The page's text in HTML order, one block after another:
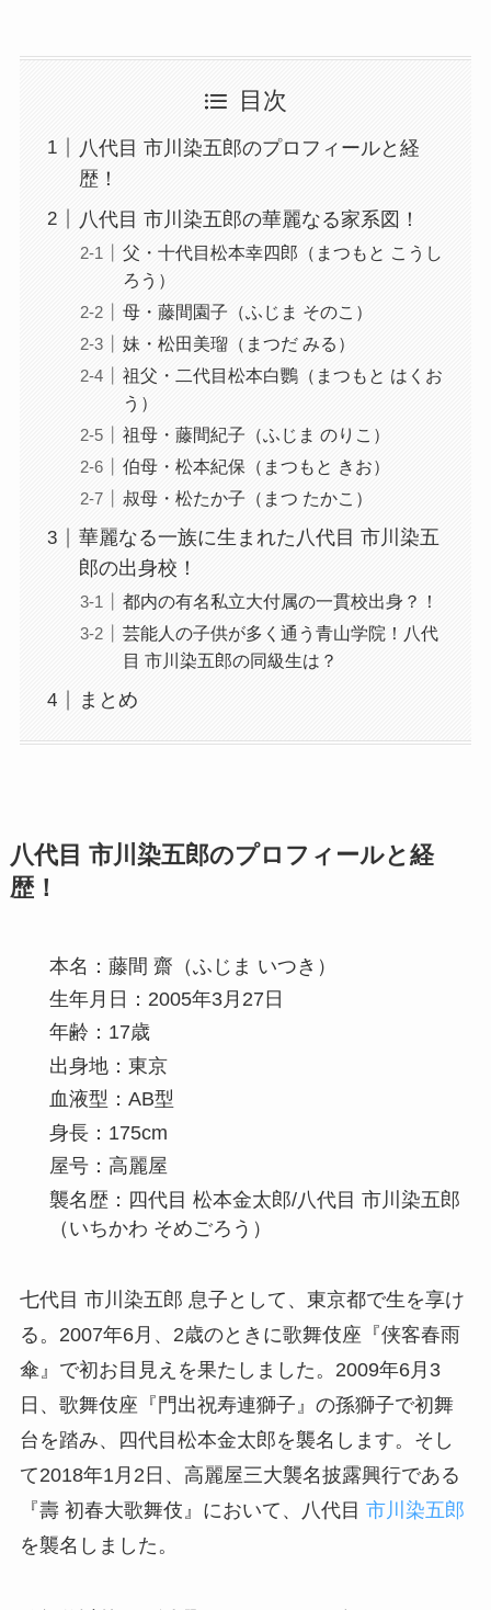
目次
八代目 市川染五郎のプロフィールと経
歴！
八代目 市川染五郎の華麗なる家系図！
父・十代目松本幸四郎（まつもと こうし
ろう）
母・藤間園子（ふじま そのこ）
妹・松田美瑠（まつだ みる）
祖父・二代目松本白鸚（まつもと はくお
う）
祖母・藤間紀子（ふじま のりこ）
伯母・松本紀保（まつもと きお）
叔母・松たか子（まつ たかこ）
華麗なる一族に生まれた八代目 市川染五
郎の出身校！
都内の有名私立大付属の一貫校出身？！
芸能人の子供が多く通う青山学院！八代
目 市川染五郎の同級生は？
まとめ
八代目 市川染五郎のプロフィールと経
歴！
本名：藤間 齋（ふじま いつき）
生年月日：2005年3月27日
年齢：17歳
出身地：東京
血液型：AB型
身長：175cm
屋号：高麗屋
襲名歴：四代目 松本金太郎/八代目 市川染五郎
（いちかわ そめごろう）
七代目 市川染五郎 息子として、東京都で生を享け
る。2007年6月、2歳のときに歌舞伎座『侠客春雨
傘』で初お目見えを果たしました。2009年6月3
日、歌舞伎座『門出祝寿連獅子』の孫獅子で初舞
台を踏み、四代目松本金太郎を襲名します。そし
て2018年1月2日、高麗屋三大襲名披露興行である
『壽 初春大歌舞伎』において、八代目 市川染五郎
を襲名しました。